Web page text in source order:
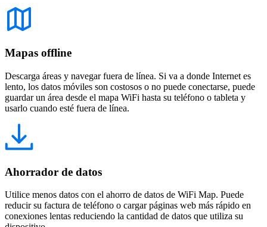
Mapas offline
Descarga áreas y navegar fuera de línea. Si va a donde Internet es
lento, los datos móviles son costosos o no puede conectarse, puede
guardar un área desde el mapa WiFi hasta su teléfono o tableta y
usarlo cuando esté fuera de línea.
Ahorrador de datos
Utilice menos datos con el ahorro de datos de WiFi Map. Puede
reducir su factura de teléfono o cargar páginas web más rápido en
conexiones lentas reduciendo la cantidad de datos que utiliza su